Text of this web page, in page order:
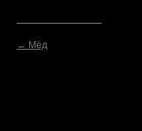
← Мёд